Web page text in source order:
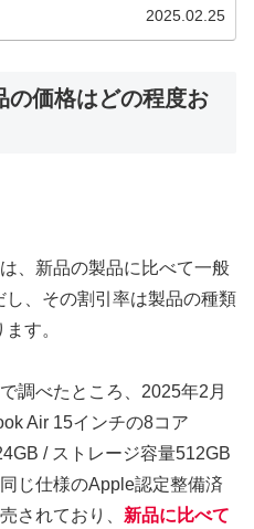
2025.02.25
価格はどの程度お
、新品の製品に比べて一般
、その割引率は製品の種類
す。
調べたところ、2025年2月
Air 15インチの8コア
/ ストレージ容量512GB
じ仕様のApple認定整備済
されており、 新品に比べて